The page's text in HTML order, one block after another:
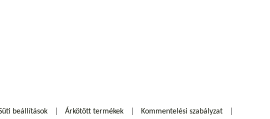
beállítások Árkötött termékek Kommentelési szabályzat